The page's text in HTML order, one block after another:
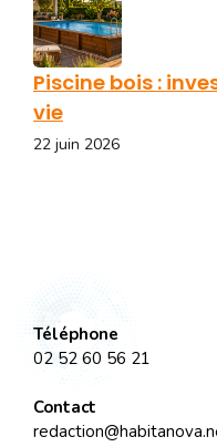
Piscine bois :
vie
22 juin 2026
Téléphone
02 52 60 56 21
Contact